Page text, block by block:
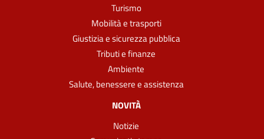
Turismo
Mobilità e trasporti
Giustizia e sicurezza pubblica
Tributi e finanze
Ambiente
Salute, benessere e assistenza
NOVITÀ
Notizie